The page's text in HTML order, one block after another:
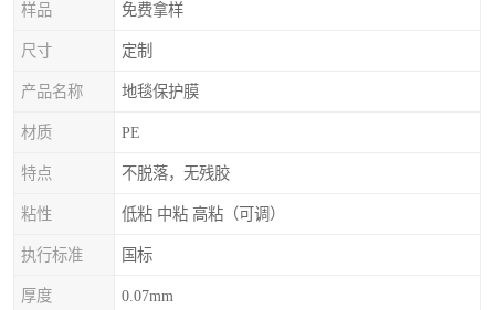
样品 免费拿样
尺寸 定制
产品名称 地毯保护膜
材质 PE
特点 不脱落，无残胶
粘性 低粘 中粘 高粘（可调）
执行标准 国标
厚度 0.07mm